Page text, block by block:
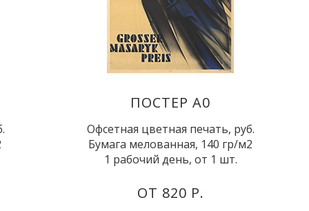
ПОСТЕР А0
Офсетная цветная печать, руб.
Бумага мелованная, 140 гр/м2
1 рабочий день, от 1 шт.
ОТ 820 Р.